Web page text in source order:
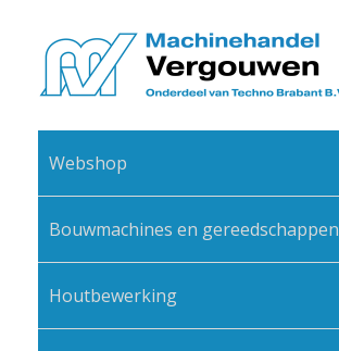
Webshop
Bouwmachines en gereedschappen
Houtbewerking